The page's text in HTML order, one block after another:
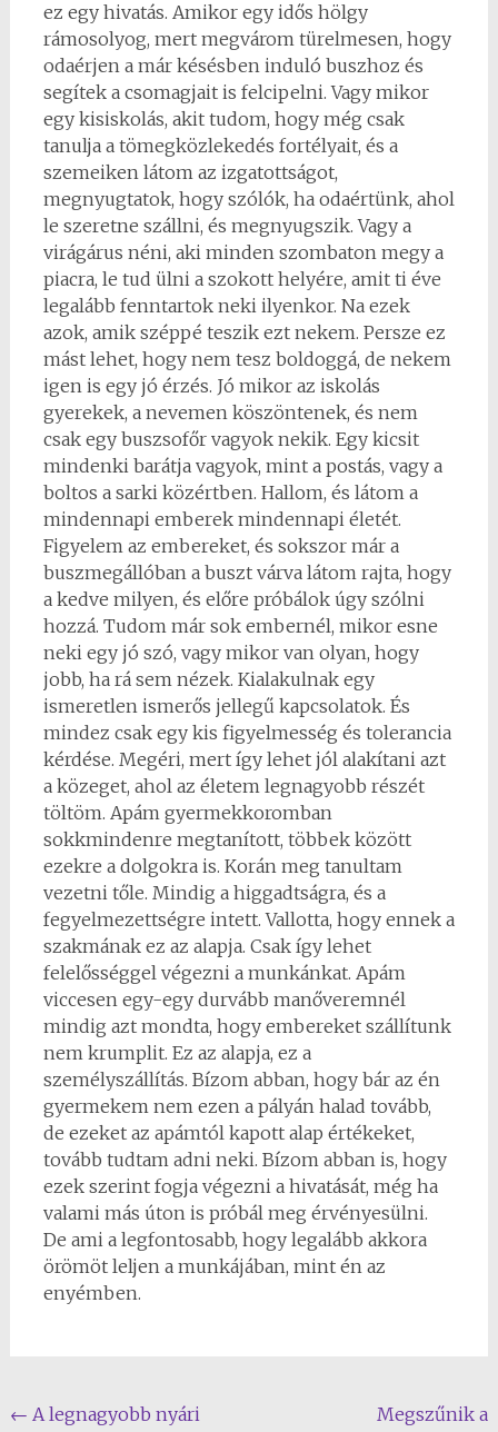
ez egy hivatás. Amikor egy idős hölgy
rámosolyog, mert megvárom türelmesen, hogy
odaérjen a már késésben induló buszhoz és
segítek a csomagjait is felcipelni. Vagy mikor
egy kisiskolás, akit tudom, hogy még csak
tanulja a tömegközlekedés fortélyait, és a
szemeiken látom az izgatottságot,
megnyugtatok, hogy szólók, ha odaértünk, ahol
le szeretne szállni, és megnyugszik. Vagy a
virágárus néni, aki minden szombaton megy a
piacra, le tud ülni a szokott helyére, amit ti éve
legalább fenntartok neki ilyenkor. Na ezek
azok, amik széppé teszik ezt nekem. Persze ez
mást lehet, hogy nem tesz boldoggá, de nekem
igen is egy jó érzés. Jó mikor az iskolás
gyerekek, a nevemen köszöntenek, és nem
csak egy buszsofőr vagyok nekik. Egy kicsit
mindenki barátja vagyok, mint a postás, vagy a
boltos a sarki közértben. Hallom, és látom a
mindennapi emberek mindennapi életét.
Figyelem az embereket, és sokszor már a
buszmegállóban a buszt várva látom rajta, hogy
a kedve milyen, és előre próbálok úgy szólni
hozzá. Tudom már sok embernél, mikor esne
neki egy jó szó, vagy mikor van olyan, hogy
jobb, ha rá sem nézek. Kialakulnak egy
ismeretlen ismerős jellegű kapcsolatok. És
mindez csak egy kis figyelmesség és tolerancia
kérdése. Megéri, mert így lehet jól alakítani azt
a közeget, ahol az életem legnagyobb részét
töltöm. Apám gyermekkoromban
sokkmindenre megtanított, többek között
ezekre a dolgokra is. Korán meg tanultam
vezetni tőle. Mindig a higgadtságra, és a
fegyelmezettségre intett. Vallotta, hogy ennek a
szakmának ez az alapja. Csak így lehet
felelősséggel végezni a munkánkat. Apám
viccesen egy-egy durvább manőveremnél
mindig azt mondta, hogy embereket szállítunk
nem krumplit. Ez az alapja, ez a
személyszállítás. Bízom abban, hogy bár az én
gyermekem nem ezen a pályán halad tovább,
de ezeket az apámtól kapott alap értékeket,
tovább tudtam adni neki. Bízom abban is, hogy
ezek szerint fogja végezni a hivatását, még ha
valami más úton is próbál meg érvényesülni.
De ami a legfontosabb, hogy legalább akkora
örömöt leljen a munkájában, mint én az
enyémben.
Post
← A legnagyobb nyári
Megszűnik a